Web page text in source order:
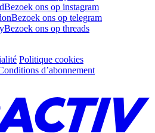
Bezoek ons op instagram
Bezoek ons op telegram
Bezoek ons op threads
Politique cookies
d’abonnement